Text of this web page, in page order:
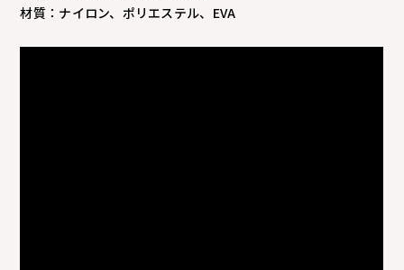
材質：ナイロン、ポリエステル、EVA